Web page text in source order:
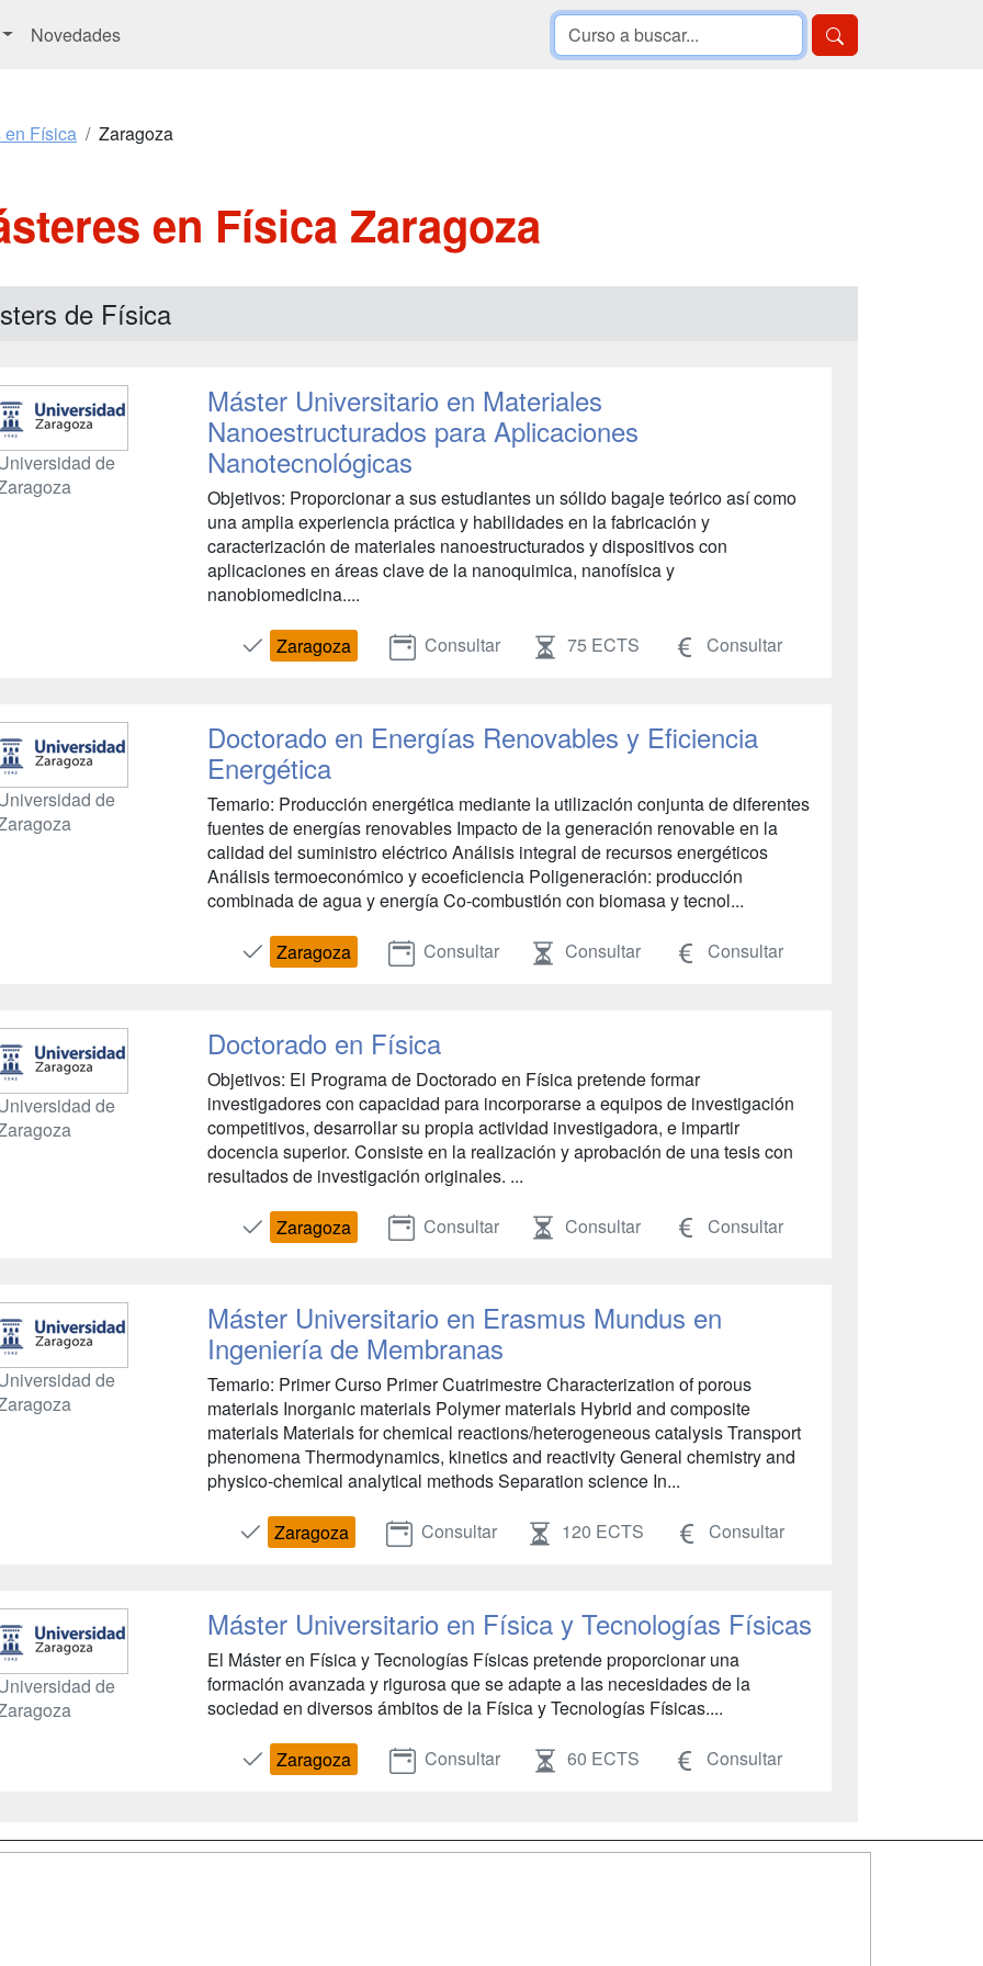
Novedades
en Física Zaragoza
en Física Zaragoza
de Física
de
Máster Universitario en Materiales
Nanoestructurados para Aplicaciones
Nanotecnológicas
Objetivos: Proporcionar a sus estudiantes un sólido bagaje teórico así como
una amplia experiencia práctica y habilidades en la fabricación y
caracterización de materiales nanoestructurados y dispositivos con
aplicaciones en áreas clave de la nanoquimica, nanofísica y
nanobiomedicina....
Zaragoza Consultar 75 ECTS Consultar
de
Doctorado en Energías Renovables y Eficiencia
Energética
Temario: Producción energética mediante la utilización conjunta de diferentes
fuentes de energías renovables Impacto de la generación renovable en la
calidad del suministro eléctrico Análisis integral de recursos energéticos
Análisis termoeconómico y ecoeficiencia Poligeneración: producción
combinada de agua y energía Co-combustión con biomasa y tecnol...
Zaragoza Consultar Consultar Consultar
de
Doctorado en Física
Objetivos: El Programa de Doctorado en Física pretende formar
investigadores con capacidad para incorporarse a equipos de investigación
competitivos, desarrollar su propia actividad investigadora, e impartir
docencia superior. Consiste en la realización y aprobación de una tesis con
resultados de investigación originales. ...
Zaragoza Consultar Consultar Consultar
de
Máster Universitario en Erasmus Mundus en
Ingeniería de Membranas
Temario: Primer Curso Primer Cuatrimestre Characterization of porous
materials Inorganic materials Polymer materials Hybrid and composite
materials Materials for chemical reactions/heterogeneous catalysis Transport
phenomena Thermodynamics, kinetics and reactivity General chemistry and
physico-chemical analytical methods Separation science In...
Zaragoza Consultar 120 ECTS Consultar
de
Máster Universitario en Física y Tecnologías Físicas
El Máster en Física y Tecnologías Físicas pretende proporcionar una
formación avanzada y rigurosa que se adapte a las necesidades de la
sociedad en diversos ámbitos de la Física y Tecnologías Físicas....
Zaragoza Consultar 60 ECTS Consultar